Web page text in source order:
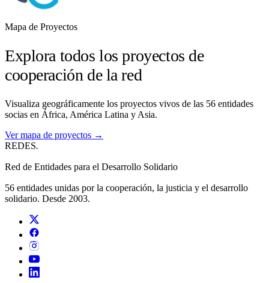
Mapa de Proyectos
Explora todos los proyectos de
cooperación de la red
Visualiza geográficamente los proyectos vivos de las 56 entidades
socias en África, América Latina y Asia.
Ver mapa de proyectos →
REDES.
Red de Entidades para el Desarrollo Solidario
56 entidades unidas por la cooperación, la justicia y el desarrollo
solidario. Desde 2003.